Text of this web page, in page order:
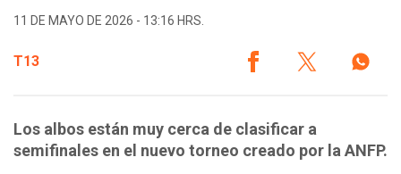
11 DE MAYO DE 2026 - 13:16 HRS.
T13
Los albos están muy cerca de clasificar a
semifinales en el nuevo torneo creado por la ANFP.